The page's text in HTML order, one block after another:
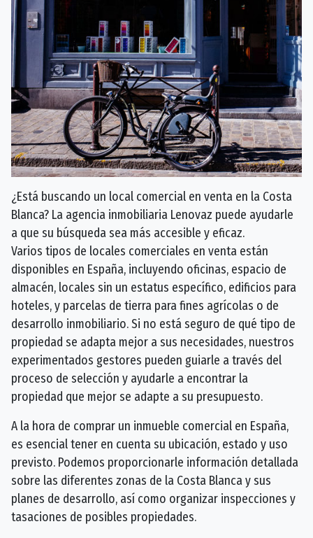
¿Está buscando un local comercial en venta en la Costa
Blanca? La agencia inmobiliaria Lenovaz puede ayudarle
a que su búsqueda sea más accesible y eficaz.
Varios tipos de locales comerciales en venta están
disponibles en España, incluyendo oficinas, espacio de
almacén, locales sin un estatus específico, edificios para
hoteles, y parcelas de tierra para fines agrícolas o de
desarrollo inmobiliario. Si no está seguro de qué tipo de
propiedad se adapta mejor a sus necesidades, nuestros
experimentados gestores pueden guiarle a través del
proceso de selección y ayudarle a encontrar la
propiedad que mejor se adapte a su presupuesto.
A la hora de comprar un inmueble comercial en España,
es esencial tener en cuenta su ubicación, estado y uso
previsto. Podemos proporcionarle información detallada
sobre las diferentes zonas de la Costa Blanca y sus
planes de desarrollo, así como organizar inspecciones y
tasaciones de posibles propiedades.